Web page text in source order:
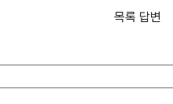
목록 답변